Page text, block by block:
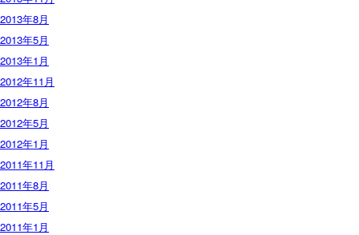
2013年8月
2013年5月
2013年1月
2012年11月
2012年8月
2012年5月
2012年1月
2011年11月
2011年8月
2011年5月
2011年1月